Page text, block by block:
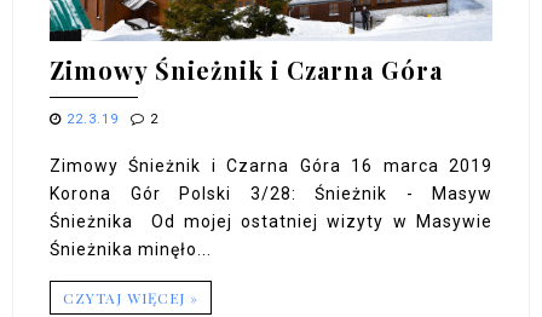
Zimowy Śnieżnik i Czarna Góra
22.3.19 2
Zimowy Śnieżnik i Czarna Góra 16 marca 2019
Korona Gór Polski 3/28: Śnieżnik - Masyw
Śnieżnika Od mojej ostatniej wizyty w Masywie
Śnieżnika minęło...
CZYTAJ WIĘCEJ »